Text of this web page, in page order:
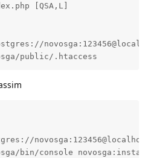
[QSA,L]
public/.htaccess
bin/console